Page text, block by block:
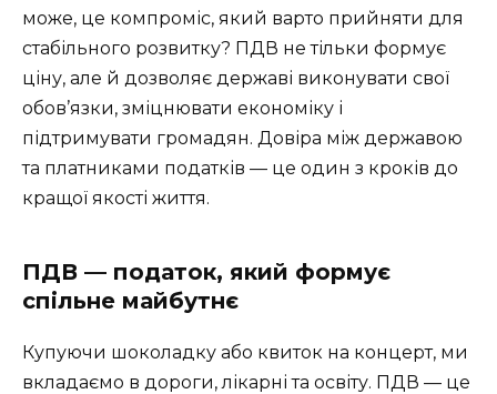
може, це компроміс, який варто прийняти для
стабільного розвитку? ПДВ не тільки формує
ціну, але й дозволяє державі виконувати свої
обов’язки, зміцнювати економіку і
підтримувати громадян. Довіра між державою
та платниками податків — це один з кроків до
кращої якості життя.
ПДВ — податок, який формує
спільне майбутнє
Купуючи шоколадку або квиток на концерт, ми
вкладаємо в дороги, лікарні та освіту. ПДВ — це